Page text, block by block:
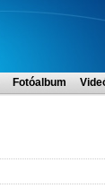
Fotóalbum